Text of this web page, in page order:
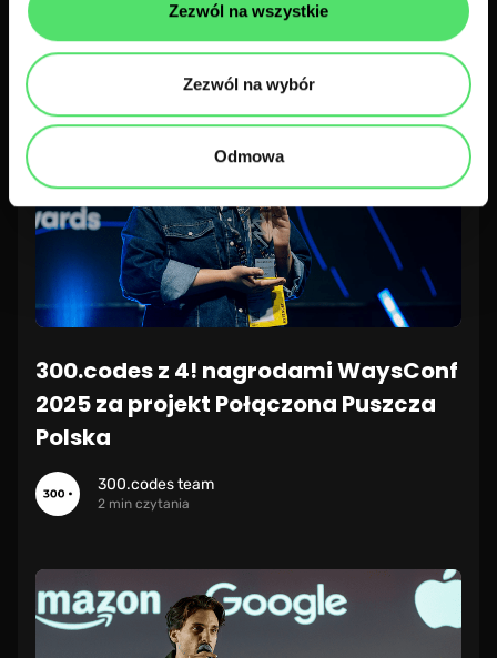
Zezwól na wszystkie
Zezwól na wybór
Odmowa
300.codes z 4! nagrodami WaysConf
2025 za projekt Połączona Puszcza
Polska
300.codes team
2 min czytania